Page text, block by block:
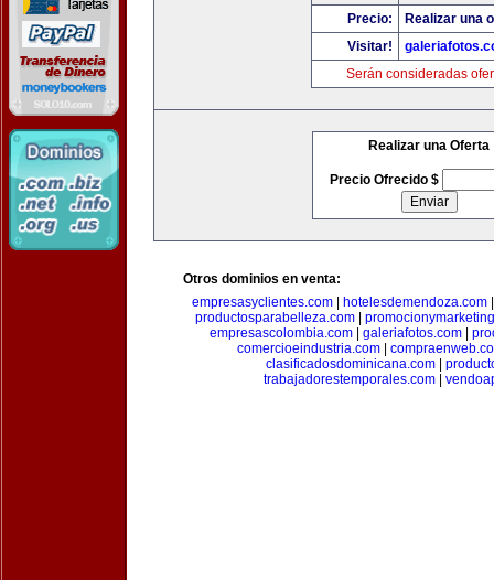
Precio:
Realizar una
Visitar!
Serán consideradas
Realizar una Oferta
Precio Ofrecido $
Otros dominios en venta:
empresasyclientes.com
hotelesdemendoza.com
productosparabelleza.com
empresascolombia.com
galeriafotos.com
comercioeindustria.com|
clasificadosdominicana.com
trabajadorestemporales.com